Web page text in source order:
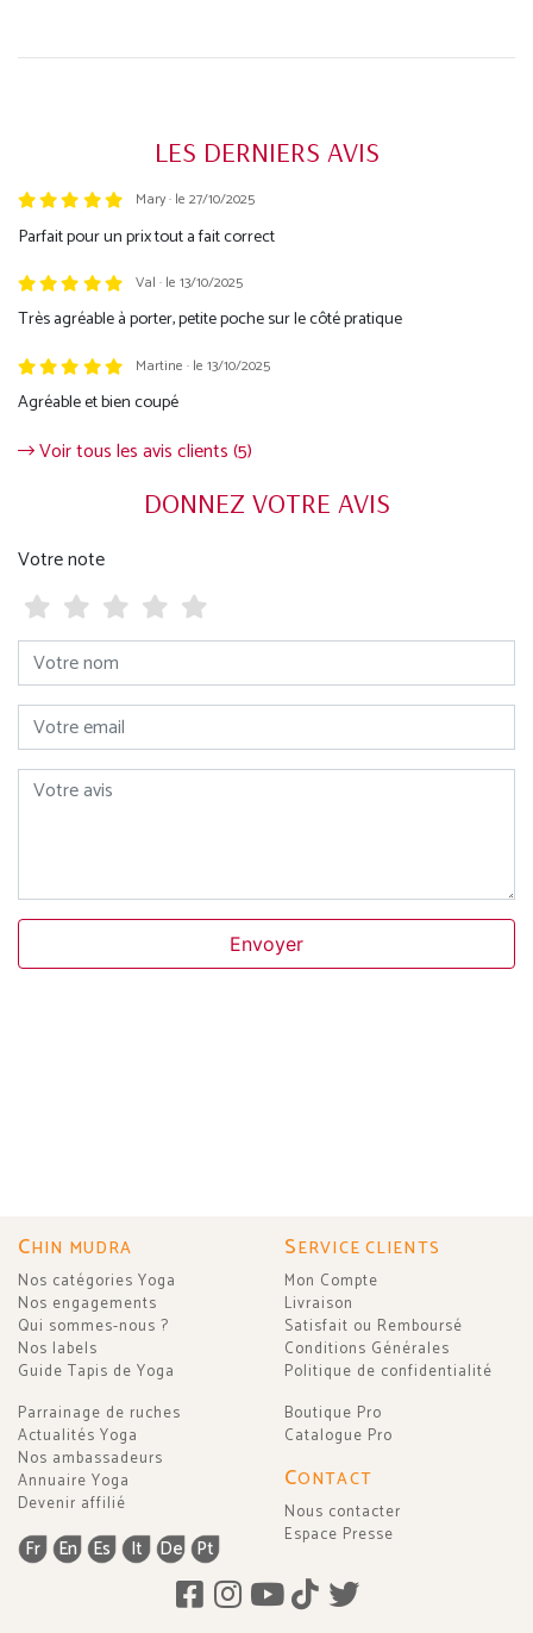
LES DERNIERS AVIS
Trustpilot Mary · le 27/10/2025
Parfait pour un prix tout a fait correct
Val · le 13/10/2025
Très agréable à porter, petite poche sur le côté pratique
Martine · le 13/10/2025
Agréable et bien coupé
Voir tous les avis clients (5)
DONNEZ VOTRE AVIS
Votre note
Votre nom
Votre email
Votre avis
Envoyer
CHIN MUDRA
Nos catégories Yoga
Nos engagements
Qui sommes-nous ?
Nos labels
Guide Tapis de Yoga
Parrainage de ruches
Actualités Yoga
Nos ambassadeurs
Annuaire Yoga
Devenir affilié
Fr En Es It De Pt
SERVICE CLIENTS
Mon Compte
Livraison
Satisfait ou Remboursé
Conditions Générales
Politique de confidentialité
Boutique Pro
Catalogue Pro
CONTACT
Nous contacter
Espace Presse